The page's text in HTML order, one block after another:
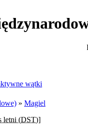
wątki
» Magiel
letni (DST)]